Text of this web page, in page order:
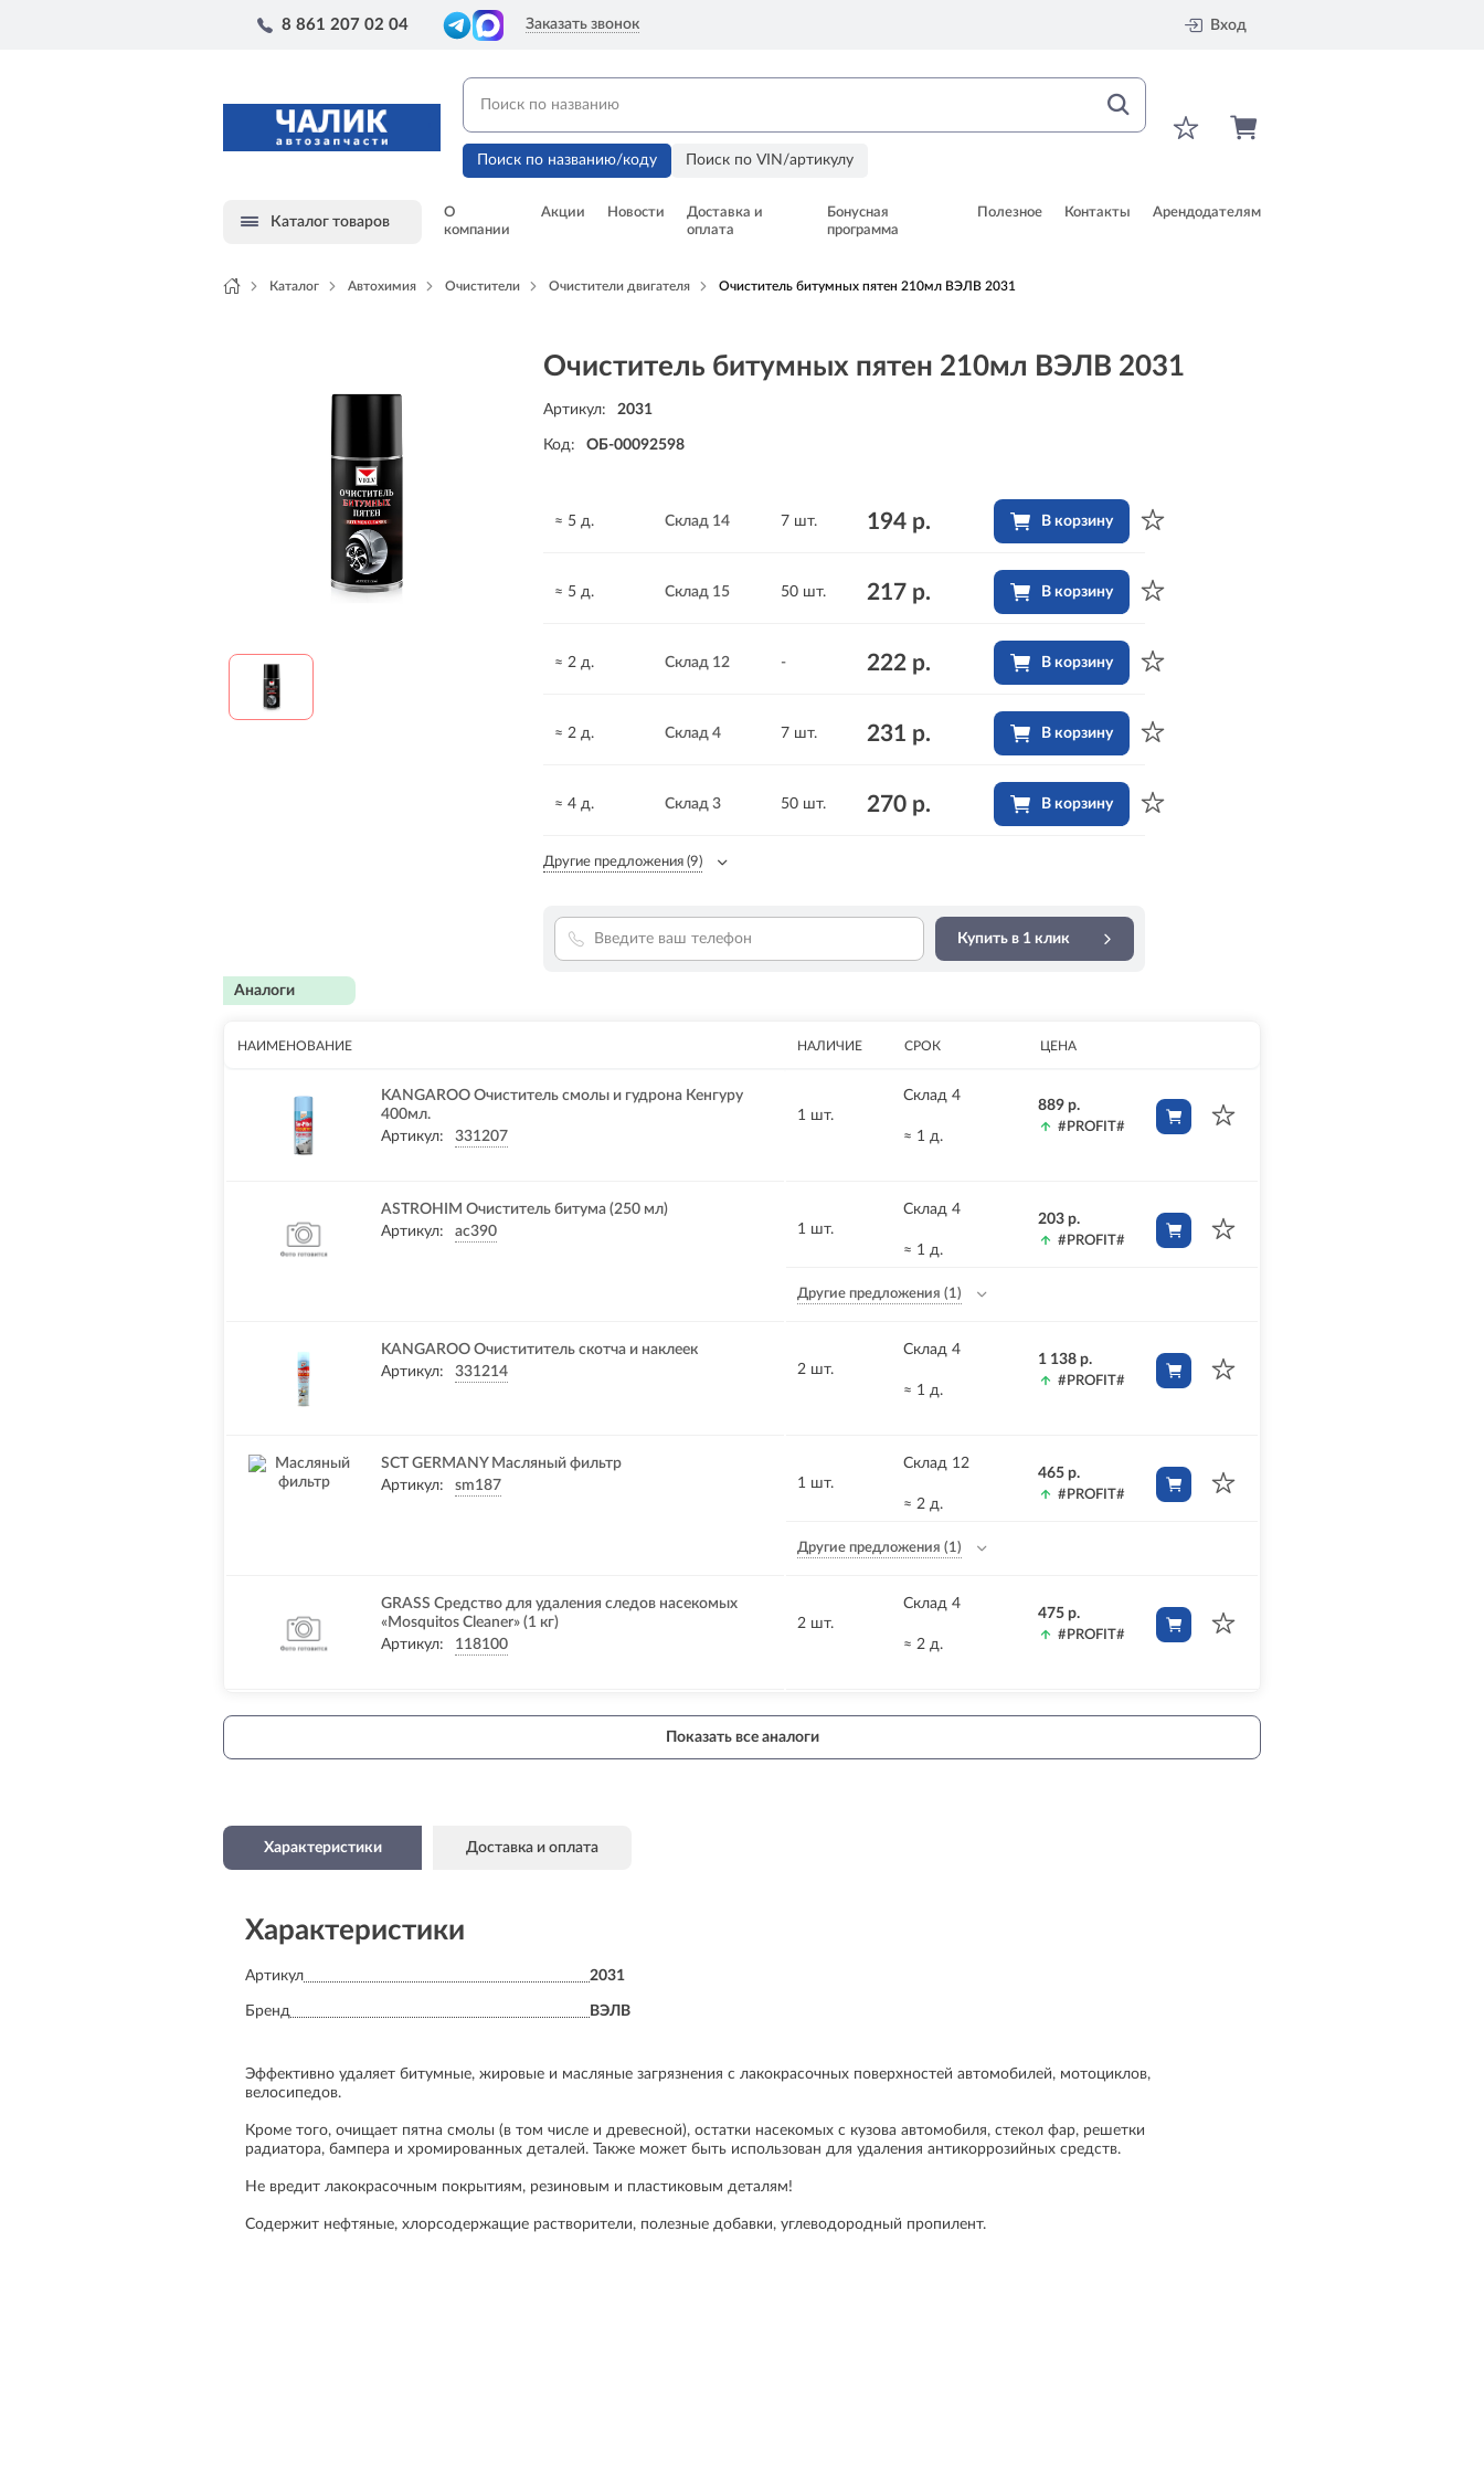
8 861 207 02 04 Заказать звонок Вход
Поиск по названию/коду Поиск по VIN/артикулу
Каталог товаров
О
компании
Акции Новости
Доставка и
оплата
Бонусная
программа
Полезное Контакты Арендодателям
Каталог Автохимия Очистители Очистители двигателя Очиститель битумных пятен 210мл ВЭЛВ 2031
Очиститель битумных пятен 210мл ВЭЛВ 2031
Артикул: 2031
Код: ОБ-00092598
≈ 5 д. Склад 14 7 шт. 194 р. В корзину
≈ 5 д. Склад 15 50 шт. 217 р. В корзину
≈ 2 д. Склад 12 - 222 р. В корзину
≈ 2 д. Склад 4 7 шт. 231 р. В корзину
≈ 4 д. Склад 3 50 шт. 270 р. В корзину
Другие предложения (9)
Купить в 1 клик
Аналоги
НАИМЕНОВАНИЕ НАЛИЧИЕ СРОК ЦЕНА
KANGAROO Очиститель смолы и гудрона Кенгуру
400мл.
Артикул:
331207
1 шт.
Склад 4
≈ 1 д.
889 р.
#PROFIT#
ASTROHIM Очиститель битума (250 мл)
Артикул:
ac390 1 шт.
Склад 4
≈ 1 д.
203 р.
#PROFIT#
Другие предложения (1)
KANGAROO Очистититель скотча и наклеек
Артикул:
331214 2 шт.
Склад 4
≈ 1 д.
1 138 р.
#PROFIT#
SCT GERMANY Масляный фильтр
Артикул:
sm187 1 шт.
Склад 12
≈ 2 д.
465 р.
#PROFIT#
Другие предложения (1)
GRASS Средство для удаления следов насекомых
«Mosquitos Cleaner» (1 кг)
Артикул:
118100
2 шт.
Склад 4
≈ 2 д.
475 р.
#PROFIT#
Показать все аналоги
Характеристики Доставка и оплата
Характеристики
Артикул 2031
Бренд ВЭЛВ
Эффективно удаляет битумные, жировые и масляные загрязнения с лакокрасочных поверхностей автомобилей, мотоциклов,
велосипедов.
Кроме того, очищает пятна смолы (в том числе и древесной), остатки насекомых с кузова автомобиля, стекол фар, решетки
радиатора, бампера и хромированных деталей. Также может быть использован для удаления антикоррозийных средств.
Не вредит лакокрасочным покрытиям, резиновым и пластиковым деталям!
Содержит нефтяные, хлорсодержащие растворители, полезные добавки, углеводородный пропилент.